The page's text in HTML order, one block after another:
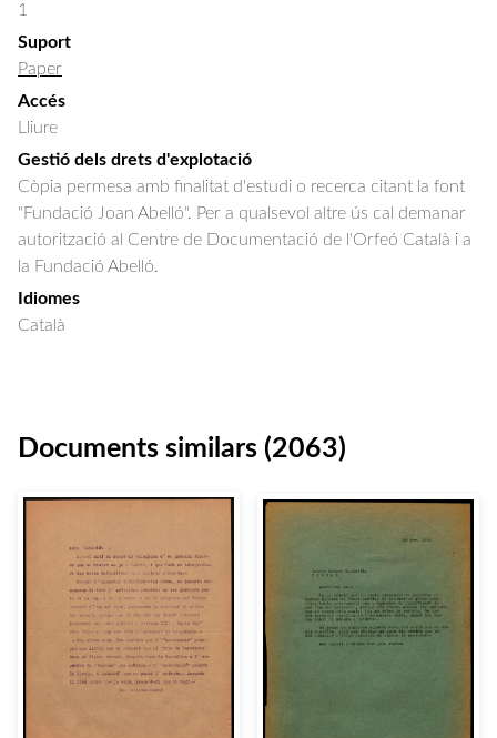
1
Suport
Paper
Accés
Lliure
Gestió dels drets d'explotació
Còpia permesa amb finalitat d'estudi o recerca citant la font
"Fundació Joan Abelló". Per a qualsevol altre ús cal demanar
autorització al Centre de Documentació de l'Orfeó Català i a
la Fundació Abelló.
Idiomes
Català
Documents similars (2063)